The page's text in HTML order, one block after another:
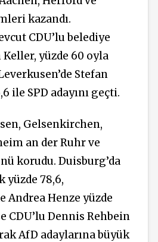
kazandı.
CDU’lu belediye
Keller, yüzde 60 oyla
Stefan
ile SPD adayını geçti.
Gelsenkirchen,
an der Ruhr ve
korudu. Duisburg’da
yüzde 78,6,
Andrea Henze yüzde
CDU’lu Dennis Rehbein
AfD adaylarına büyük